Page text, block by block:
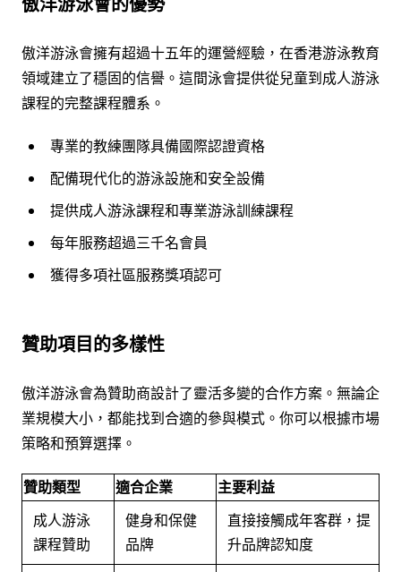
傲洋游泳會擁有超過十五年的運營經驗，在香港游泳教育
領域建立了穩固的信譽。這間泳會提供從兒童到成人游泳
課程的完整課程體系。
專業的教練團隊具備國際認證資格
配備現代化的游泳設施和安全設備
提供成人游泳課程和專業游泳訓練課程
每年服務超過三千名會員
獲得多項社區服務獎項認可
贊助項目的多樣性
傲洋游泳會為贊助商設計了靈活多變的合作方案。無論企
業規模大小，都能找到合適的參與模式。你可以根據市場
策略和預算選擇。
贊助類型 適合企業
主要利益
成人游泳
課程贊助
健身和保健
品牌
直接接觸成年客群，提
升品牌認知度